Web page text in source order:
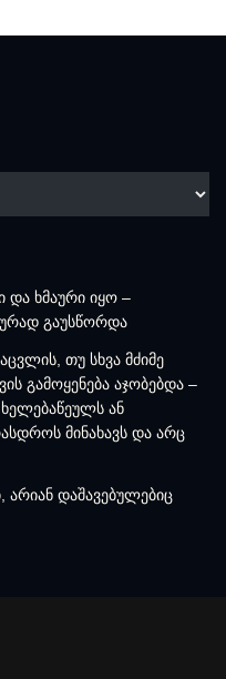
და ხმაური იყო –
გაუსწორდა
თუ სხვა მძიმე
გამოყენება აჯობებდა –
ან
მინახავს და არც
არიან დაშავებულებიც